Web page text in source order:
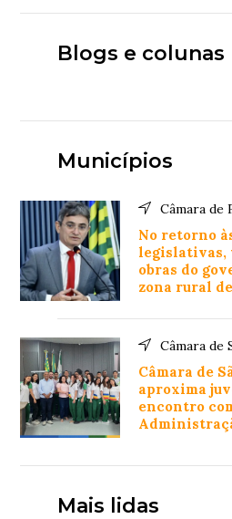
Blogs e colunas
Municípios
Câmara de
No retorno
legislativas,
obras do
zona rural
Câmara de
Câmara de
aproxima
encontro
Mais lidas